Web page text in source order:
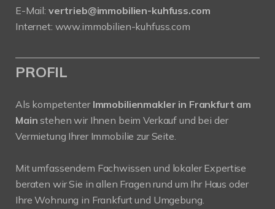
E-Mail: vertrieb@immobilien-kuhfuss.com
Internet: www.immobilien-kuhfuss.com
PROFIL
Als kompetenter Immobilienmakler in Frankfurt am
Main stehen wir Ihnen beim Verkauf und bei der
Vermietung Ihrer Immobilie zur Seite.
Mit umfassendem Fachwissen und lokaler Expertise
beraten wir Sie in allen Fragen rund um Ihr Haus oder
Ihre Wohnung in Frankfurt und Umgebung.